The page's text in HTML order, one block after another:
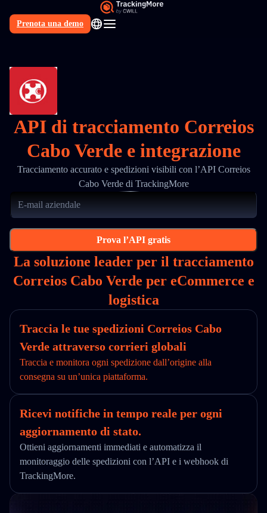
Prenota una demo
IT
API di tracciamento Correios
Cabo Verde e integrazione
Tracciamento accurato e spedizioni visibili con l’API Correios
Cabo Verde di TrackingMore
Prova l’API gratis
La soluzione leader per il tracciamento
Correios Cabo Verde per eCommerce e
logistica
Traccia le tue spedizioni Correios Cabo
Verde attraverso corrieri globali
Traccia e monitora ogni spedizione dall’origine alla
consegna su un’unica piattaforma.
Ricevi notifiche in tempo reale per ogni
aggiornamento di stato.
Ottieni aggiornamenti immediati e automatizza il
monitoraggio delle spedizioni con l’API e i webhook di
TrackingMore.